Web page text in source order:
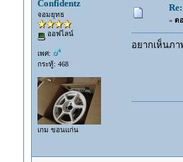
Confidentz
จอมยุทธ
ออฟไลน์
เพศ:
กระทู้: 468
เกม ขอนแก่น
« ต
อยากเห็นภ